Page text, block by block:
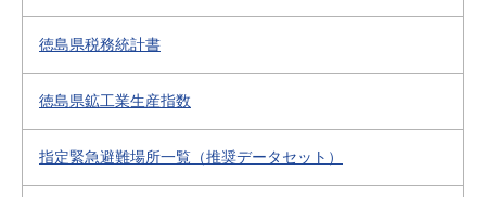
徳島県税務統計書
徳島県鉱工業生産指数
指定緊急避難場所一覧（推奨データセット）